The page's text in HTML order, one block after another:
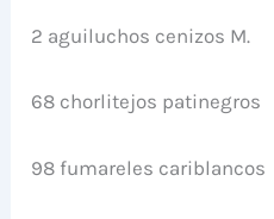
2 aguiluchos cenizos M.
68 chorlitejos patinegros
98 fumareles cariblancos